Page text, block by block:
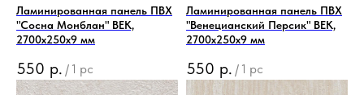
Ламинированная панель ПВХ
"Сосна Монблан" ВЕК,
2700x250x9 мм
550 р. / 1 pc
Ламинированная панель ПВХ
"Венецианский Персик" ВЕК,
2700x250x9 мм
550 р. / 1 pc